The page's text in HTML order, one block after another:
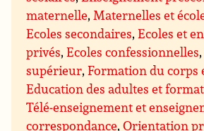
maternelle,Maternelles et
Ecoles secondaires,Ecoles et
privés,Ecoles confessionnelles
supérieur,Formation du corps
Education des adultes et
Télé-enseignement et
correspondance,Orientation